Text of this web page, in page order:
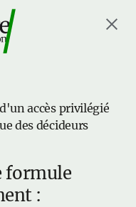
accès privilégié
des décideurs
formule
: